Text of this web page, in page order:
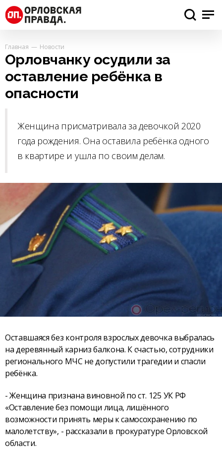
Главная Новости
Орловчанку осудили за
оставление ребёнка в
опасности
Женщина присматривала за девочкой 2020
года рождения. Она оставила ребёнка одного
в квартире и ушла по своим делам.
Оставшаяся без контроля взрослых девочка выбралась
на деревянный карниз балкона. К счастью, сотрудники
регионального МЧС не допустили трагедии и спасли
ребёнка.
- Женщина признана виновной по ст. 125 УК РФ
«Оставление без помощи лица, лишённого
возможности принять меры к самосохранению по
малолетству», - рассказали в прокуратуре Орловской
области.